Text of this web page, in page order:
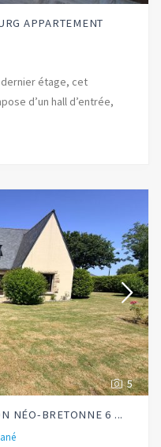
APPARTEMENT
dernier étage, cet
d’un hall d’entrée,
5
NÉO-BRETONNE 6 ...